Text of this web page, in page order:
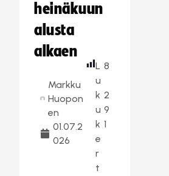
heinäkuun
alusta
alkaen
Markku
Huopon
en
01.07.2
026
L
u
k
u
k
e
r
t
8
2
9
1